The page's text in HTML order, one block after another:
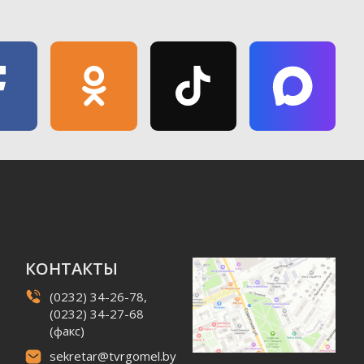
КОНТАКТЫ
(0232) 34-26-78,
(0232) 34-27-68
(факс)
sekretar@tvrgomel.by